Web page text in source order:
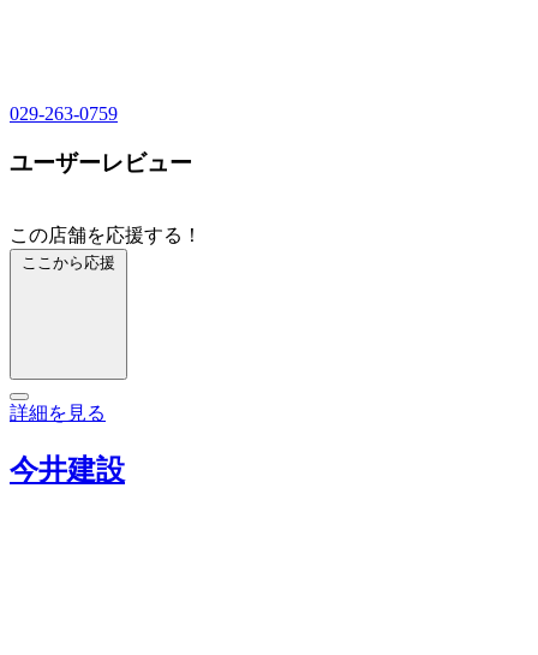
029-263-0759
ユーザーレビュー
この店舗を応援する！
ここから応援
詳細を見る
今井建設